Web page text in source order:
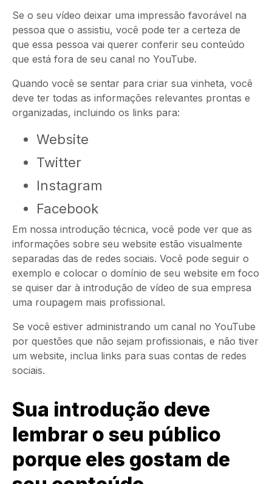
Se o seu vídeo deixar uma impressão favorável na
pessoa que o assistiu, você pode ter a certeza de
que essa pessoa vai querer conferir seu conteúdo
que está fora de seu canal no YouTube.
Quando você se sentar para criar sua vinheta, você
deve ter todas as informações relevantes prontas e
organizadas, incluindo os links para:
Website
Twitter
Instagram
Facebook
Em nossa introdução técnica, você pode ver que as
informações sobre seu website estão visualmente
separadas das de redes sociais. Você pode seguir o
exemplo e colocar o domínio de seu website em foco
se quiser dar à introdução de vídeo de sua empresa
uma roupagem mais profissional.
Se você estiver administrando um canal no YouTube
por questões que não sejam profissionais, e não tiver
um website, inclua links para suas contas de redes
sociais.
Sua introdução deve
lembrar o seu público
porque eles gostam de